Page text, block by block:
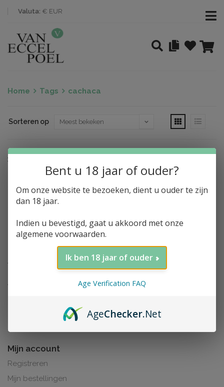
Valuta: € EUR
Home Tags cachaca
Sorteren op
Nothing found
Mijn account
Registreren
Mijn bestellingen
Bent u 18 jaar of ouder?
Om onze website te bezoeken, dient u ouder te zijn
dan 18 jaar.
Indien u bevestigd, gaat u akkoord met onze
algemene voorwaarden.
Ik ben 18 jaar of ouder
Age Verification FAQ
AgeChecker.Net